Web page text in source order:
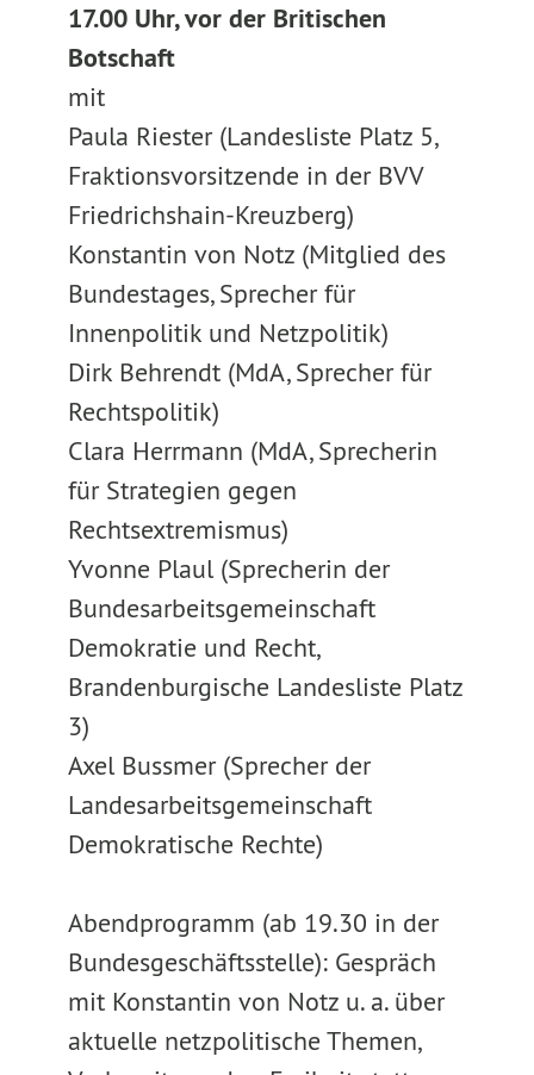
17.00 Uhr, vor der Britischen
Botschaft
mit
Paula Riester (Landesliste Platz 5,
Fraktionsvorsitzende in der BVV
Friedrichshain-Kreuzberg)
Konstantin von Notz (Mitglied des
Bundestages, Sprecher für
Innenpolitik und Netzpolitik)
Dirk Behrendt (MdA, Sprecher für
Rechtspolitik)
Clara Herrmann (MdA, Sprecherin
für Strategien gegen
Rechtsextremismus)
Yvonne Plaul (Sprecherin der
Bundesarbeitsgemeinschaft
Demokratie und Recht,
Brandenburgische Landesliste Platz
3)
Axel Bussmer (Sprecher der
Landesarbeitsgemeinschaft
Demokratische Rechte)
Abendprogramm (ab 19.30 in der
Bundesgeschäftsstelle): Gespräch
mit Konstantin von Notz u. a. über
aktuelle netzpolitische Themen,